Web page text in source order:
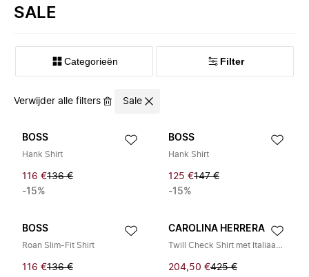
SALE
Categorieën Filter
Verwijder alle filters Sale
BOSS
Hank Shirt
116 €136 €
-15%
BOSS
Hank Shirt
125 €147 €
-15%
BOSS
Roan Slim-Fit Shirt
116 €136 €
CAROLINA HERRERA
Twill Check Shirt met Italiaanse Kraag
204,50 €425 €